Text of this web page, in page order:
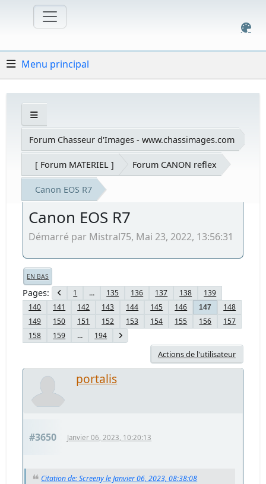
Menu principal
Forum Chasseur d'Images - www.chassimages.com
[ Forum MATERIEL ] Forum CANON reflex
Canon EOS R7
Canon EOS R7
Démarré par Mistral75, Mai 23, 2022, 13:56:31
EN BAS
Pages 1 ... 135 136 137 138
139
140
141 142 143 144 145 146 147
148
149
150 151 152 153 154 155 156
157
158
159 ... 194
Actions de l'utilisateur
portalis
#3650 Janvier 06, 2023, 10:20:13
Citation de: Screeny le Janvier 06, 2023, 08:38:08